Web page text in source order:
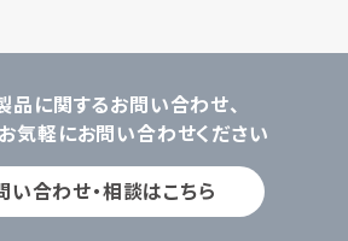
品に関するお問い合わせ、
気軽にお問い合わせください
い合わせ・相談はこちら